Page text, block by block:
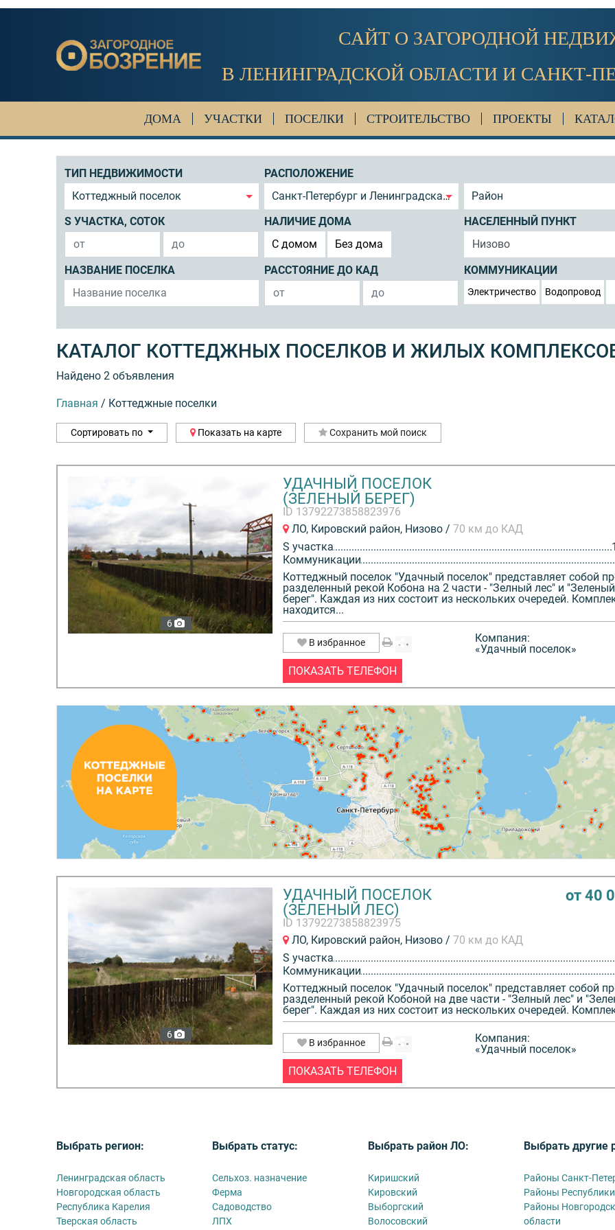
САЙТ О ЗАГОРОДНОЙ
В ЛЕНИНГРАДСКОЙ ОБЛАСТИ И САНКТ-
ДОМА УЧАСТКИ ПОСЕЛКИ СТРОИТЕЛЬСТВО ПРОЕКТЫ
ТИП НЕДВИЖИМОСТИ
Коттеджный поселок
РАСПОЛОЖЕНИЕ
Санкт-Петербург и Ленинградская область
Район
S УЧАСТКА, СОТОК
НАЛИЧИЕ ДОМА
C домом
Без дома
НАСЕЛЕННЫЙ ПУНКТ
НАЗВАНИЕ ПОСЕЛКА РАССТОЯНИЕ ДО КАД КОММУНИКАЦИИ
Электричество Водопровод
КАТАЛОГ КОТТЕДЖНЫХ ПОСЕЛКОВ И ЖИЛЫХ
Найдено 2 объявления
Главная / Коттеджные поселки
Сортировать по Показать на карте Сохранить мой поиск
6
УДАЧНЫЙ ПОСЕЛОК
(ЗЕЛЕНЫЙ БЕРЕГ)
ID 13792273858823976
ЛО, Кировский район, Низово / 70 км до КАД
S участка
Коммуникации
Коттеджный поселок "Удачный поселок" представляет собой
разделенный рекой Кобона на 2 части - "Зелный лес" и "Зеленый
берег". Каждая из них состоит из нескольких очередей.
находится...
В избранное
Компания:
«Удачный поселок»
ПОКАЗАТЬ ТЕЛЕФОН
6
УДАЧНЫЙ ПОСЕЛОК
(ЗЕЛЕНЫЙ ЛЕС)
ID 13792273858823975
от 40
ЛО, Кировский район, Низово / 70 км до КАД
S участка
Коммуникации
Коттеджный поселок "Удачный поселок" представляет собой
разделенный рекой Кобоной на две части - "Зелный лес" и
берег". Каждая из них состоит из нескольких очередей.
В избранное
Компания:
«Удачный поселок»
ПОКАЗАТЬ ТЕЛЕФОН
Выбрать регион:
Ленинградская область
Новгородская область
Республика Карелия
Тверская область
Выбрать статус:
Сельхоз. назначение
Ферма
Садоводство
ЛПХ
Выбрать район ЛО:
Киришский
Кировский
Выборгский
Волосовский
Выбрать другие
Районы Санкт-
Районы
Районы
области